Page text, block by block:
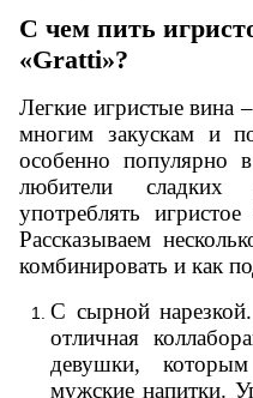
С чем пить
«Gratti»?
Легкие игристые вина
многим закускам и
особенно популярно
любители сладких
употреблять игристое
Рассказываем
комбинировать и как
С сырной
отличная
девушки,
мужские напитки.